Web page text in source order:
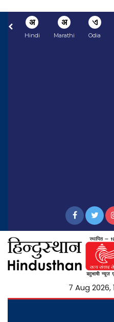
अ
Hindi
अ
Marathi
ଏ
Odia
7 Aug 2026,